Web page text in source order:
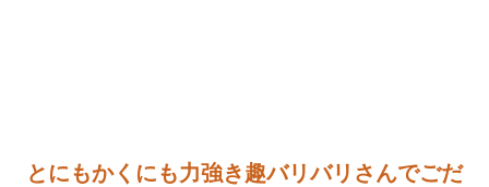
とにもかくにも力強き趣バリバリさんでごだ